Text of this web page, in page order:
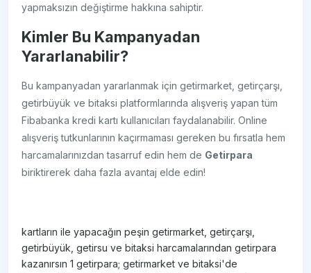
yapmaksızın değiştirme hakkına sahiptir.
Kimler Bu Kampanyadan
Yararlanabilir?
Bu kampanyadan yararlanmak için getirmarket, getirçarşı,
getirbüyük ve bitaksi platformlarında alışveriş yapan tüm
Fibabanka kredi kartı kullanıcıları faydalanabilir. Online
alışveriş tutkunlarının kaçırmaması gereken bu fırsatla hem
harcamalarınızdan tasarruf edin hem de Getirpаrа
biriktirerek daha fazla avantaj elde edin!
kartların ile yapacağın peşin getirmarket, getirçarşı,
getirbüyük, getirsu ve bitaksi harcamalarından getirpara
kazanırsın 1 getirpara; getirmarket ve bitaksi'de